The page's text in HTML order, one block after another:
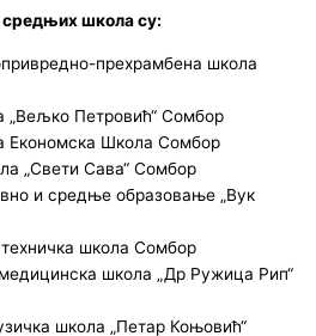
средњих школа су:
прехрамбена школа
„Вељко Петровић“ Сомбор
Економска Школа Сомбор
„Свети Сава“ Сомбор
и средње образовање „Вук
школа Сомбор
школа „Др Ружица Рип“
школа „Петар Коњовић“